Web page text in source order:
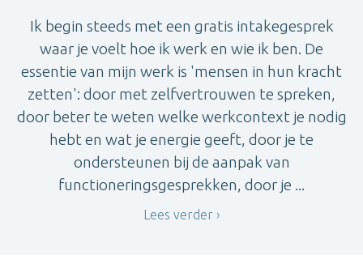
Ik begin steeds met een gratis intakegesprek
waar je voelt hoe ik werk en wie ik ben. De
essentie van mijn werk is 'mensen in hun kracht
zetten': door met zelfvertrouwen te spreken,
door beter te weten welke werkcontext je nodig
hebt en wat je energie geeft, door je te
ondersteunen bij de aanpak van
functioneringsgesprekken, door je ...
Lees verder